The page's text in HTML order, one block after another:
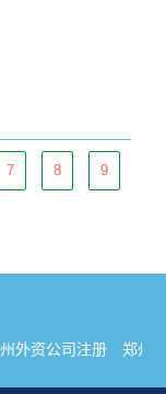
7 8 9
外资公司注册 郑州